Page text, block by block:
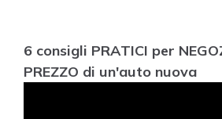
6 consigli PRATICI per
PREZZO di un'auto nuova